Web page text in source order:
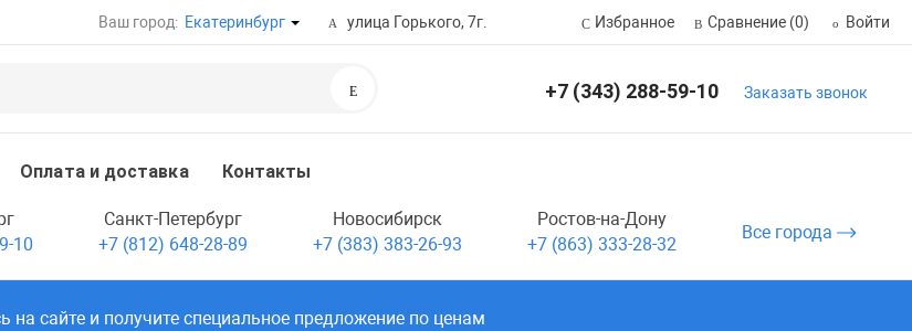
Ваш город: Екатеринбург улица Горького, 7г. Избранное Сравнение (0) Войти
Поиск +7 (343) 288-59-10 Заказать звонок
Оплата и доставка Контакты
10
Санкт-Петербург
+7 (812) 648-28-89
Новосибирск
+7 (383) 383-26-93
Ростов-на-Дону
+7 (863) 333-28-32
Все города
на сайте и получите специальное предложение по ценам